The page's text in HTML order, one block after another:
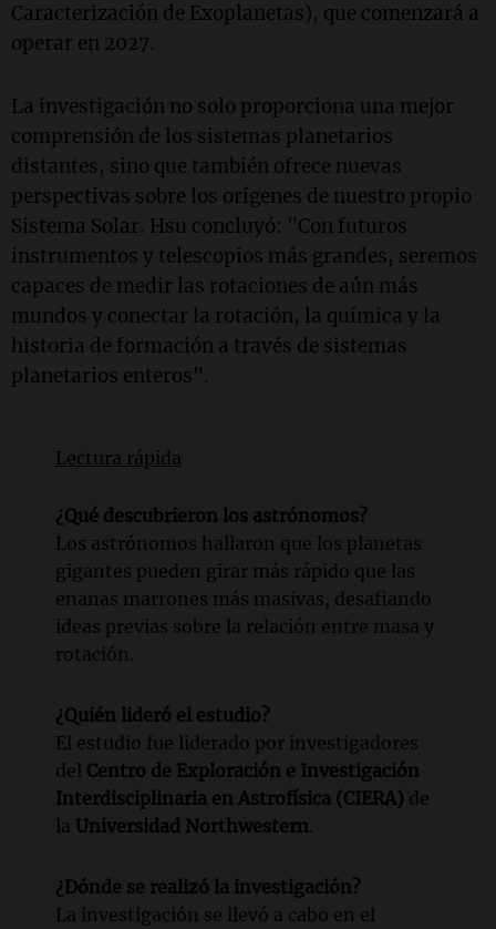
Caracterización de Exoplanetas), que comenzará a
operar en 2027.
La investigación no solo proporciona una mejor
comprensión de los sistemas planetarios
distantes, sino que también ofrece nuevas
perspectivas sobre los orígenes de nuestro propio
Sistema Solar. Hsu concluyó: "Con futuros
instrumentos y telescopios más grandes, seremos
capaces de medir las rotaciones de aún más
mundos y conectar la rotación, la química y la
historia de formación a través de sistemas
planetarios enteros".
Lectura rápida
¿Qué descubrieron los astrónomos?
Los astrónomos hallaron que los planetas
gigantes pueden girar más rápido que las
enanas marrones más masivas, desafiando
ideas previas sobre la relación entre masa y
rotación.
¿Quién lideró el estudio?
El estudio fue liderado por investigadores
del Centro de Exploración e Investigación
Interdisciplinaria en Astrofísica (CIERA) de
la Universidad Northwestern.
¿Dónde se realizó la investigación?
La investigación se llevó a cabo en el